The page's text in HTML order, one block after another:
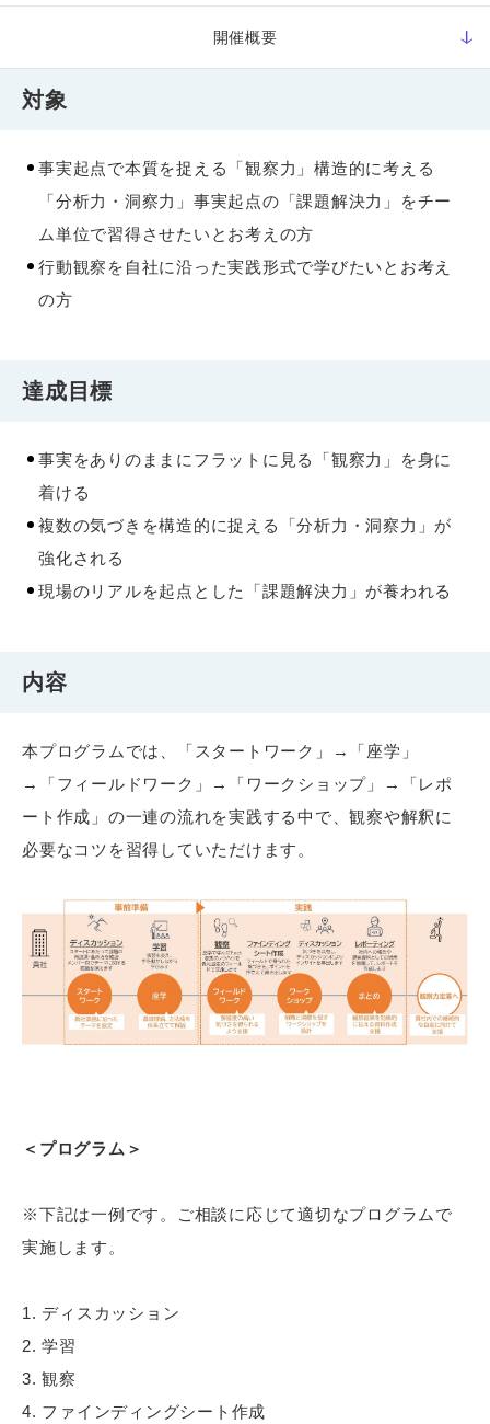
開催概要
対象
事実起点で本質を捉える「観察力」構造的に考える
「分析力・洞察力」事実起点の「課題解決力」をチー
ム単位で習得させたいとお考えの方
行動観察を自社に沿った実践形式で学びたいとお考え
の方
達成目標
事実をありのままにフラットに見る「観察力」を身に
着ける
複数の気づきを構造的に捉える「分析力・洞察力」が
強化される
現場のリアルを起点とした「課題解決力」が養われる
内容
本プログラムでは、「スタートワーク」→「座学」
→「フィールドワーク」→「ワークショップ」→「レポ
ート作成」の一連の流れを実践する中で、観察や解釈に
必要なコツを習得していただけます。
＜プログラム＞
※下記は一例です。ご相談に応じて適切なプログラムで
実施します。
ディスカッション
学習
観察
ファインディングシート作成